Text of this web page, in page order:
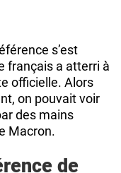
s’est
français a atterri à
officielle. Alors
on pouvait voir
des mains
Macron.
de